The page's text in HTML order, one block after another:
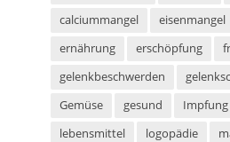
calciummangel
eisenmangel
ernährung
erschöpfung
gelenkbeschwerden
Gemüse
gesund Impfung
lebensmittel
logopädie